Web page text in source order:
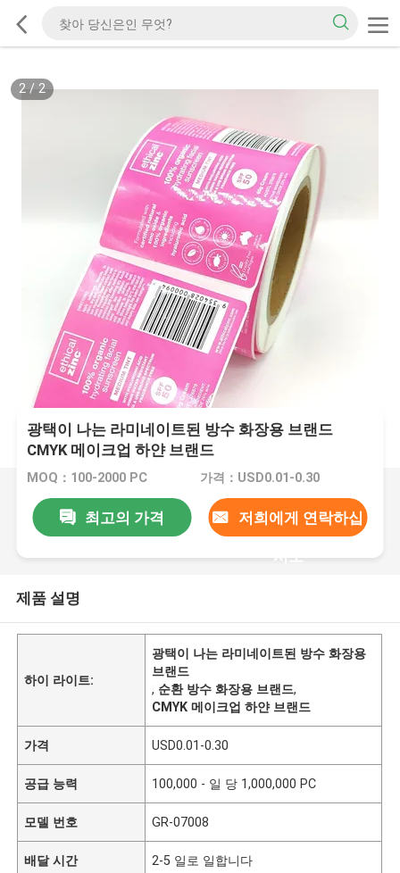
2/ 2
광택이 나는 라미네이트된 방수 화장용 브랜드
CMYK 메이크업 하얀 브랜드
MOQ：100-2000 PC 가격：USD0.01-0.30
최고의 가격 저희에게 연락하십
시오
제품 설명
하이 라이트:
광택이 나는 라미네이트된 방수 화장용
브랜드
, 순환 방수 화장용 브랜드,
CMYK 메이크업 하얀 브랜드
가격 USD0.01-0.30
공급 능력 100,000 - 일 당 1,000,000 PC
모델 번호 GR-07008
배달 시간 2-5 일로 일합니다